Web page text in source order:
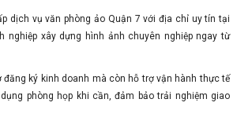
dịch vụ văn phòng ảo Quận 7 với địa chỉ uy tín tại
nghiệp xây dựng hình ảnh chuyên nghiệp ngay từ
đăng ký kinh doanh mà còn hỗ trợ vận hành thực tế
phòng họp khi cần, đảm bảo trải nghiệm giao